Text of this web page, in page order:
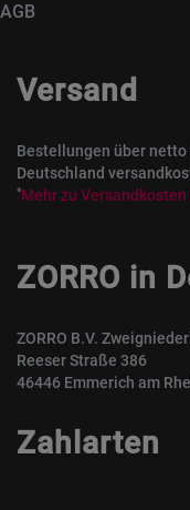
AGB
Versand
Bestellungen über netto
Deutschland
*Mehr zu
ZORRO in
ZORRO B.V.
Reeser Straße 386
46446 Emmerich am
Zahlarten